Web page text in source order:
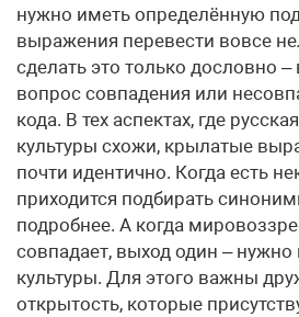
нужно иметь определённую
выражения перевести вовсе
сделать это только дословно –
вопрос совпадения или
кода. В тех аспектах, где
культуры схожи, крылатые
почти идентично. Когда есть
приходится подбирать
подробнее. А когда
совпадает, выход один – нужно
культуры. Для этого важны
открытость, которые